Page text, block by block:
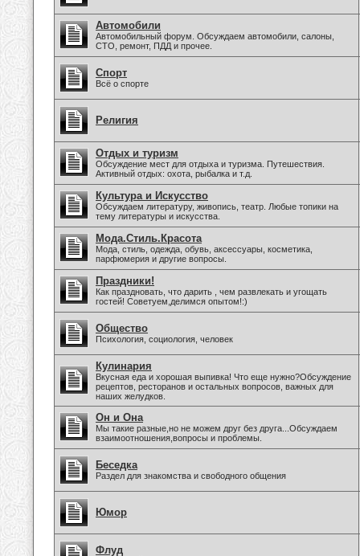
Автомобили
Автомобильный форум. Обсуждаем автомобили, салоны,
СТО, ремонт, ПДД и прочее.
Спорт
Всё о спорте
Религия
Отдых и туризм
Обсуждение мест для отдыха и туризма. Путешествия.
Активный отдых: охота, рыбалка и т.д.
Культура и Искусство
Обсуждаем литературу, живопись, театр. Любые топики на
тему литературы и искусства.
Мода.Стиль.Красота
Мода, стиль, одежда, обувь, аксессуары, косметика,
парфюмерия и другие вопросы.
Праздники!
Как праздновать, что дарить , чем развлекать и угощать
гостей! Советуем,делимся опытом!:)
Общество
Психология, социология, человек
Кулинария
Вкусная еда и хорошая выпивка! Что еще нужно?Обсуждение
рецептов, ресторанов и остальных вопросов, важных для
наших желудков.
Он и Она
Мы такие разные,но не можем друг без друга...Обсуждаем
взаимоотношения,вопросы и проблемы.
Беседка
Раздел для знакомства и свободного общения
Юмор
Флуд